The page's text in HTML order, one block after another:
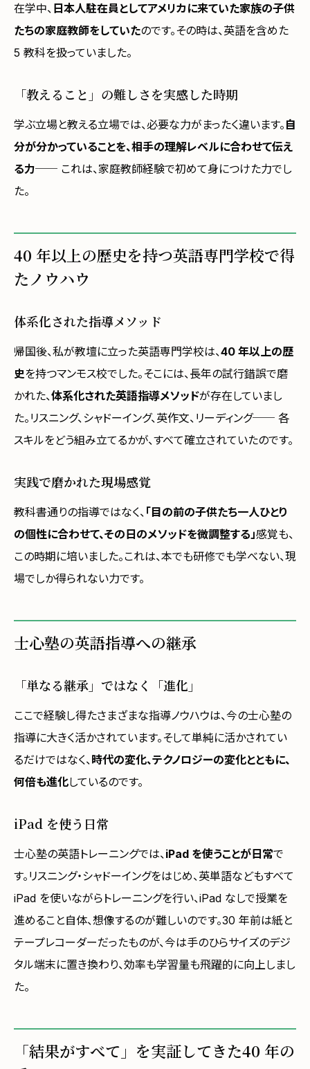
在学中、 日本人駐在員としてアメリカに来ていた家族の子供
たちの家庭教師をしていたのです。その時は、英語を含めた
5 教科を扱っていました。
「教えること」の難しさを実感した時期
学ぶ立場と教える立場では、必要な力がまったく違います。 自
分が分かっていることを、相手の理解レベルに合わせて伝え
る力── これは、家庭教師経験で初めて身につけた力でし
た。
40 年以上の歴史を持つ英語専門学校で得
たノウハウ
体系化された指導メソッド
帰国後、私が教壇に立った英語専門学校は、40 年以上の歴
史を持つマンモス校でした。そこには、長年の試行錯誤で磨
かれた、体系化された英語指導メソッドが存在していまし
た。リスニング、シャドーイング、英作文、リーディング── 各
スキルをどう組み立てるかが、すべて確立されていたのです。
実践で磨かれた現場感覚
教科書通りの指導ではなく、 「目の前の子供たち一人ひとり
の個性に合わせて、その日のメソッドを微調整する」感覚も、
この時期に培いました。これは、本でも研修でも学べない、現
場でしか得られない力です。
士心塾の英語指導への継承
「単なる継承」ではなく「進化」
ここで経験し得たさまざまな指導ノウハウは、今の士心塾の
指導に大きく活かされています。そして単純に活かされてい
るだけではなく、時代の変化、テクノロジーの変化とともに、
何倍も進化しているのです。
iPad を使う日常
士心塾の英語トレーニングでは、iPad を使うことが日常で
す。リスニング・シャドーイングをはじめ、英単語などもすべて
iPad を使いながらトレーニングを行い、iPad なしで授業を
進めること自体、想像するのが難しいのです。30 年前は紙と
テープレコーダーだったものが、今は手のひらサイズのデジ
タル端末に置き換わり、効率も学習量も飛躍的に向上しまし
た。
「結果がすべて」を実証してきた40 年の